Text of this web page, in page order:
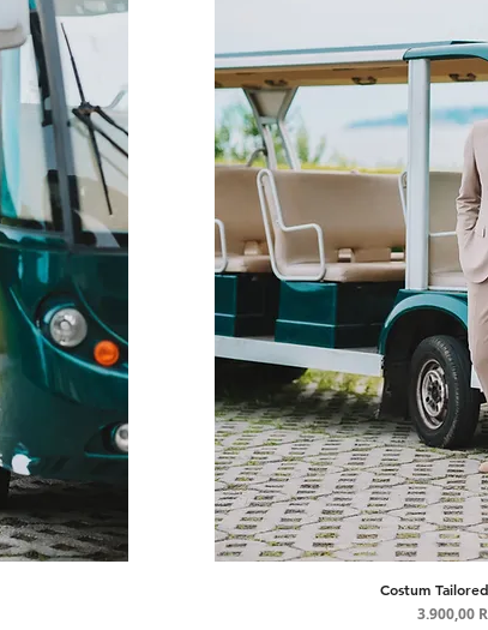
Afișare
Costum
3.900,00